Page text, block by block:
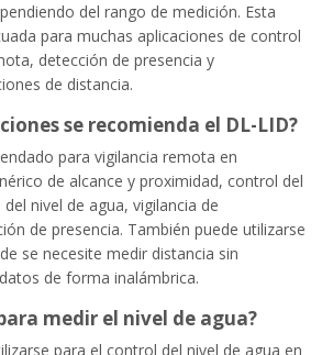
del rango de medición. Esta
para muchas aplicaciones de control
detección de presencia y
de distancia.
se recomienda el DL-LID?
para vigilancia remota en
de alcance y proximidad, control del
nivel de agua, vigilancia de
de presencia. También puede utilizarse
se necesite medir distancia sin
de forma inalámbrica.
medir el nivel de agua?
para el control del nivel de agua en